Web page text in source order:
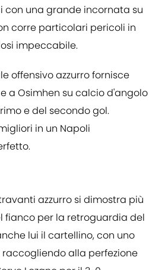
con una grande incornata su
corre particolari pericoli in
impeccabile.
offensivo azzurro fornisce
a Osimhen su calcio d'angolo
e del secondo gol.
in un Napoli
azzurro si dimostra più
fianco per la retroguardia del
lui il cartellino, con uno
alla perfezione